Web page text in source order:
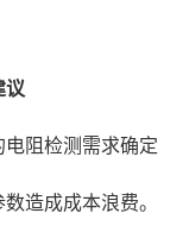
议
阻检测需求确定
造成成本浪费。